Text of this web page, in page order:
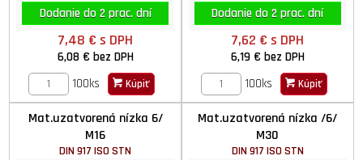
Dodanie do 2 prac. dní
7,48 €s DPH
6,08 € bez DPH
100ks
Kúpiť
Dodanie do 2 prac. dní
7,62 €s DPH
6,19 € bez DPH
100ks
Kúpiť
Mat.uzatvorená nízka 6/
M16
DIN 917 ISO STN
Mat.uzatvorená nízka /6/
M30
DIN 917 ISO STN